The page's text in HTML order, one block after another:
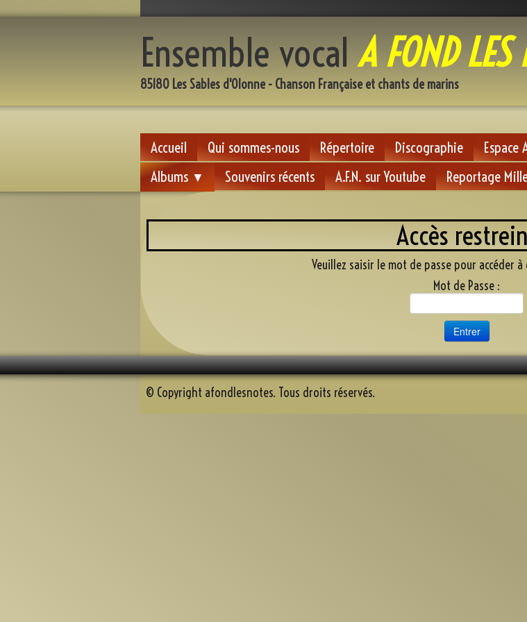
Ensemble vocalA FOND LES
85180 Les Sables d'Olonne - Chanson Française et chants de marins
Accueil Qui sommes-nous Répertoire Discographie Espace
Albums ▼ Souvenirs récents A.F.N. sur Youtube Reportage
Accès
Veuillez saisir le mot de passe pour accéder
Mot de Passe :
© Copyright afondlesnotes. Tous droits réservés.